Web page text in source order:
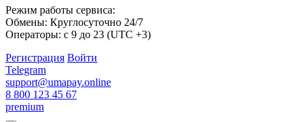
Режим работы сервиса:
Обмены: Круглосуточно 24/7
Операторы: с 9 до 23 (UTC +3)
Регистрация Войти
Telegram
support@umapay.online
8 800 123 45 67
premium